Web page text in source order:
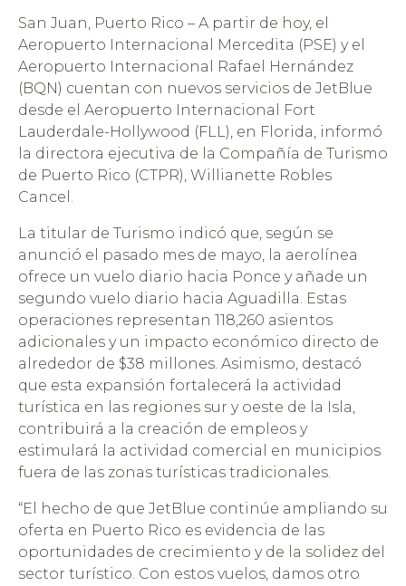
San Juan, Puerto Rico – A partir de hoy, el
Aeropuerto Internacional Mercedita (PSE) y el
Aeropuerto Internacional Rafael Hernández
(BQN) cuentan con nuevos servicios de JetBlue
desde el Aeropuerto Internacional Fort
Lauderdale-Hollywood (FLL), en Florida, informó
la directora ejecutiva de la Compañía de Turismo
de Puerto Rico (CTPR), Willianette Robles
Cancel.
La titular de Turismo indicó que, según se
anunció el pasado mes de mayo, la aerolínea
ofrece un vuelo diario hacia Ponce y añade un
segundo vuelo diario hacia Aguadilla. Estas
operaciones representan 118,260 asientos
adicionales y un impacto económico directo de
alrededor de $38 millones. Asimismo, destacó
que esta expansión fortalecerá la actividad
turística en las regiones sur y oeste de la Isla,
contribuirá a la creación de empleos y
estimulará la actividad comercial en municipios
fuera de las zonas turísticas tradicionales.
“El hecho de que JetBlue continúe ampliando su
oferta en Puerto Rico es evidencia de las
oportunidades de crecimiento y de la solidez del
sector turístico. Con estos vuelos, damos otro